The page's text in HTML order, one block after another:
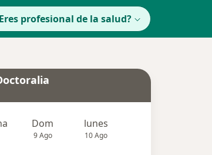
profesional de la salud?
Dom
9 Ago
lunes
10 Ago